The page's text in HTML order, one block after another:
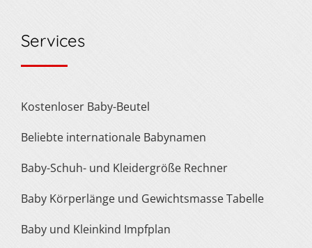
Services
Kostenloser Baby-Beutel
Beliebte internationale Babynamen
Baby-Schuh- und Kleidergröße Rechner
Baby Körperlänge und Gewichtsmasse Tabelle
Baby und Kleinkind Impfplan